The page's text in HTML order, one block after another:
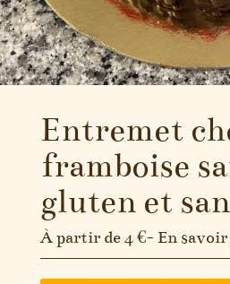
Entremet
framboise
gluten et
À partir de 4 €- En